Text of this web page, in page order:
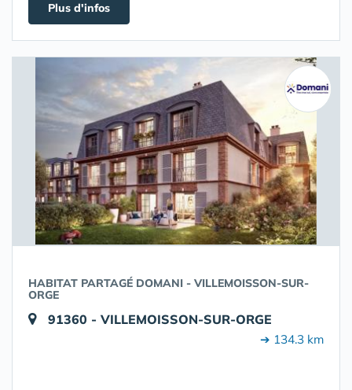
Plus d'infos
HABITAT PARTAGÉ DOMANI - VILLEMOISSON-SUR-
ORGE
91360 - VILLEMOISSON-SUR-ORGE
➔ 134.3 km